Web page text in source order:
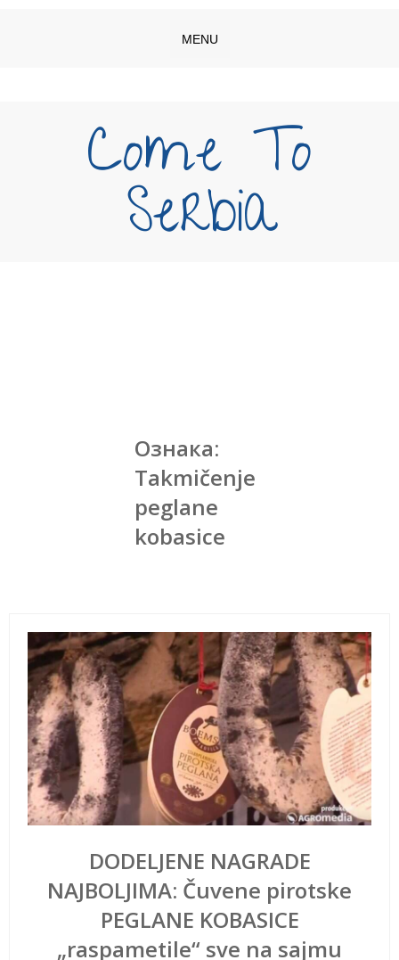
MENU
Come To
Serbia
Ознака:
Takmičenje
peglane
kobasice
DODELJENE NAGRADE
NAJBOLJIMA: Čuvene pirotske
PEGLANE KOBASICE
„raspametile“ sve na sajmu